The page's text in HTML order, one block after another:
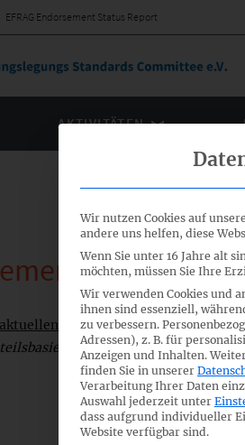
EFRAG Endorsement Status Report
AKTIVITÄTEN
Status
aktuellen Berichtzum Status des
Vergütungin
Wir nutzen Cookies auf
andere uns helfen, diese
Wenn Sie unter 16 Jahre alt
möchten, müssen Sie Ihre
Wir verwenden Cookies und
ihnen sind essenziell,
zu verbessern.
Adressen), z. B. für
Anzeigen und Inhalten.
finden Sie in unserer
Verarbeitung Ihrer Daten
Auswahl jederzeit unter
dass aufgrund individueller
Website verfügbar sind.